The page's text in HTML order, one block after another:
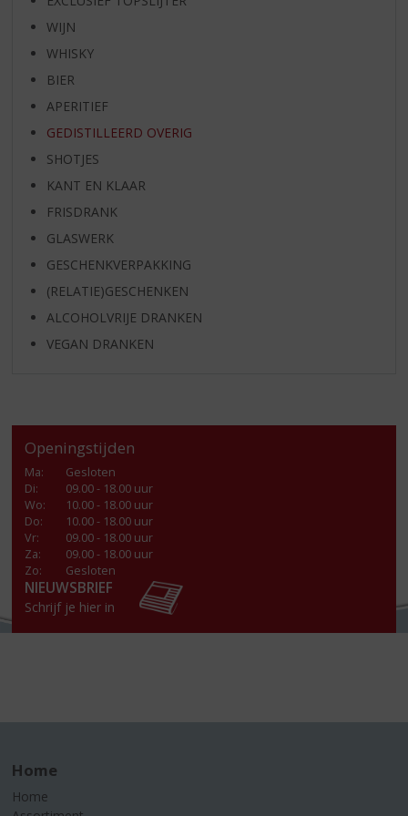
WIJN
WHISKY
BIER
APERITIEF
GEDISTILLEERD OVERIG
SHOTJES
KANT EN KLAAR
FRISDRANK
GLASWERK
GESCHENKVERPAKKING
(RELATIE)GESCHENKEN
ALCOHOLVRIJE DRANKEN
VEGAN DRANKEN
Openingstijden
Ma:
Gesloten
Di:
09.00 - 18.00 uur
Wo:
10.00 - 18.00 uur
Do:
10.00 - 18.00 uur
Vr:
09.00 - 18.00 uur
Za:
09.00 - 18.00 uur
Zo:
Gesloten
NIEUWSBRIEF
Schrijf je hier in
Home
Home